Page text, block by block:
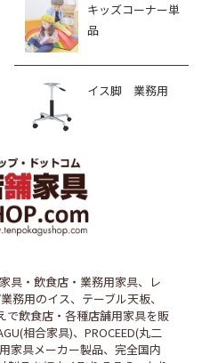
キッズコーナー単
品
イス脚 業務用
具・飲食店・業務用家具、レ
務用のイス、テーブル天板、
で飲食店・各種店舗用家具を販
相合家具)、PROCEED(丸二
家具メーカー製品、完全国内